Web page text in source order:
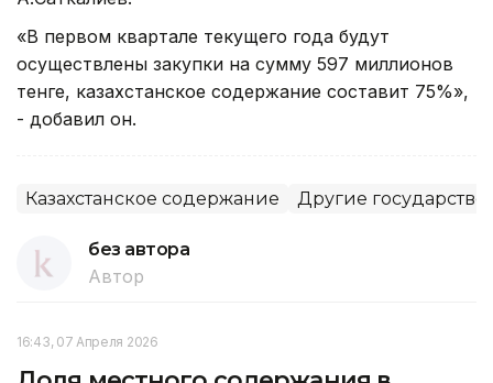
«В первом квартале текущего года будут
осуществлены закупки на сумму 597 миллионов
тенге, казахстанское содержание составит 75%»,
- добавил он.
Казахстанское содержание Другие
без автора
Автор
16:43, 07 Апреля 2026